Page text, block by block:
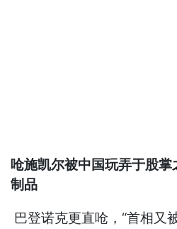
呛施凯尔被中国玩弄于股
制品
巴登诺克更直呛，“首相又